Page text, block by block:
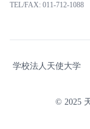
TEL/FAX: 011-712-1088
学校法人天使大学
© 2025